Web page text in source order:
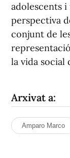
adolescents
perspectiva
conjunt de
la vida social
Arxivat a:
Amparo Marco